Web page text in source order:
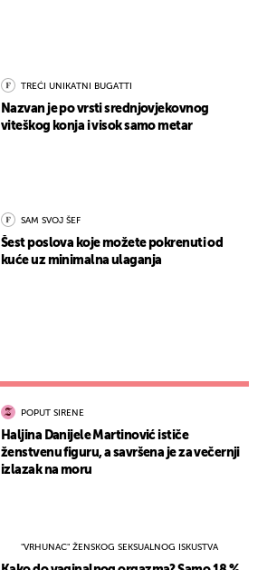
TREĆI UNIKATNI BUGATTI
Nazvan je po vrsti srednjovjekovnog
viteškog konja i visok samo metar
SAM SVOJ ŠEF
Šest poslova koje možete pokrenuti od
kuće uz minimalna ulaganja
POPUT SIRENE
Haljina Danijele Martinović ističe
ženstvenu figuru, a savršena je za večernji
izlazak na moru
"VRHUNAC" ŽENSKOG SEKSUALNOG ISKUSTVA